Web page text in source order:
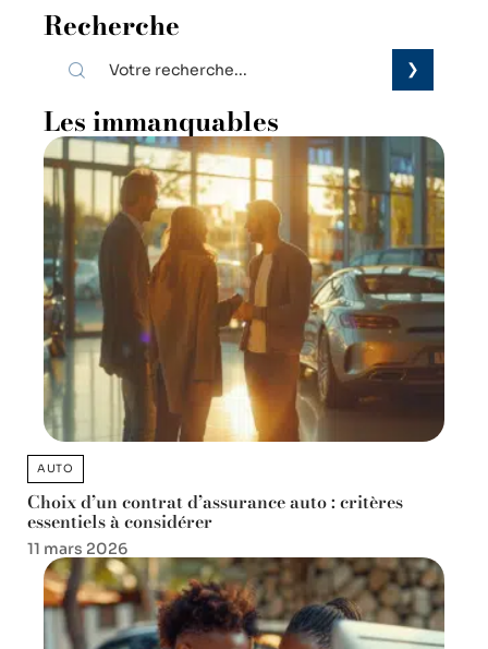
Recherche
Les immanquables
AUTO
Choix d’un contrat d’assurance auto : critères
essentiels à considérer
11 mars 2026